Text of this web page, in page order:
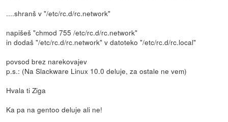
....shranš v "/etc/rc.d/rc.network"
napišeš "chmod 755 /etc/rc.d/rc.network"
in dodaš "/etc/rc.d/rc.network" v datoteko "/etc/rc.d/rc.local"
povsod brez narekovajev
p.s.: (Na Slackware Linux 10.0 deluje, za ostale ne vem)
Hvala ti Ziga
Ka pa na gentoo deluje ali ne!